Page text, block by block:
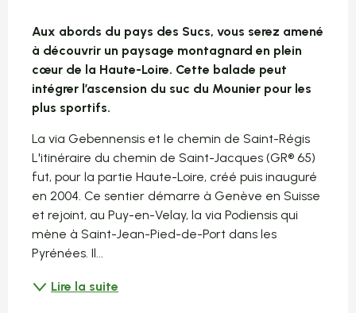
Aux abords du pays des Sucs, vous serez amené
à découvrir un paysage montagnard en plein
cœur de la Haute-Loire. Cette balade peut
intégrer l’ascension du suc du Mounier pour les
plus sportifs.
La via Gebennensis et le chemin de Saint-Régis
L'itinéraire du chemin de Saint-Jacques (GR® 65)
fut, pour la partie Haute-Loire, créé puis inauguré
en 2004. Ce sentier démarre à Genève en Suisse
et rejoint, au Puy-en-Velay, la via Podiensis qui
mène à Saint-Jean-Pied-de-Port dans les
Pyrénées. Il...
Lire la suite